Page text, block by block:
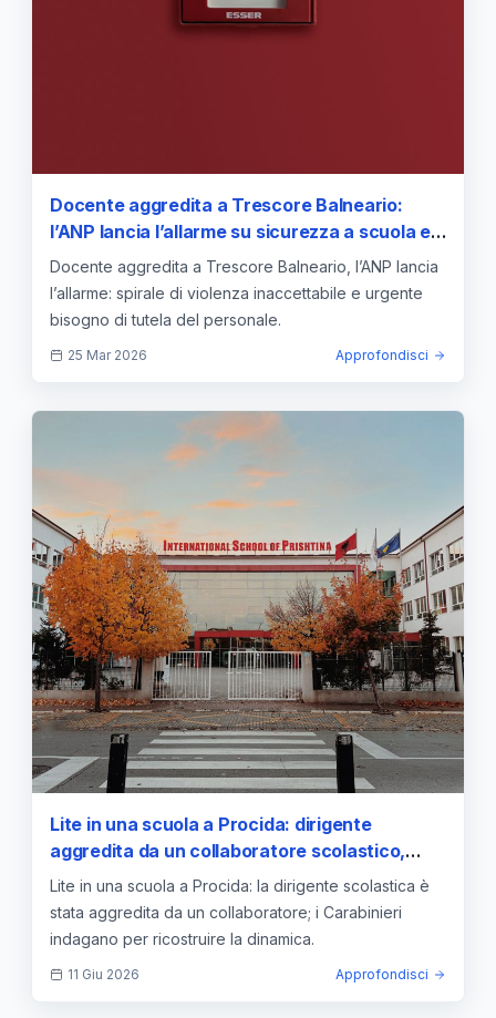
Docente aggredita a Trescore Balneario:
l’ANP lancia l’allarme su sicurezza a scuola e
prevenzione della violenza
Docente aggredita a Trescore Balneario, l’ANP lancia
l’allarme: spirale di violenza inaccettabile e urgente
bisogno di tutela del personale.
25 Mar 2026 Approfondisci
Lite in una scuola a Procida: dirigente
aggredita da un collaboratore scolastico,
indagini in corso
Lite in una scuola a Procida: la dirigente scolastica è
stata aggredita da un collaboratore; i Carabinieri
indagano per ricostruire la dinamica.
11 Giu 2026 Approfondisci